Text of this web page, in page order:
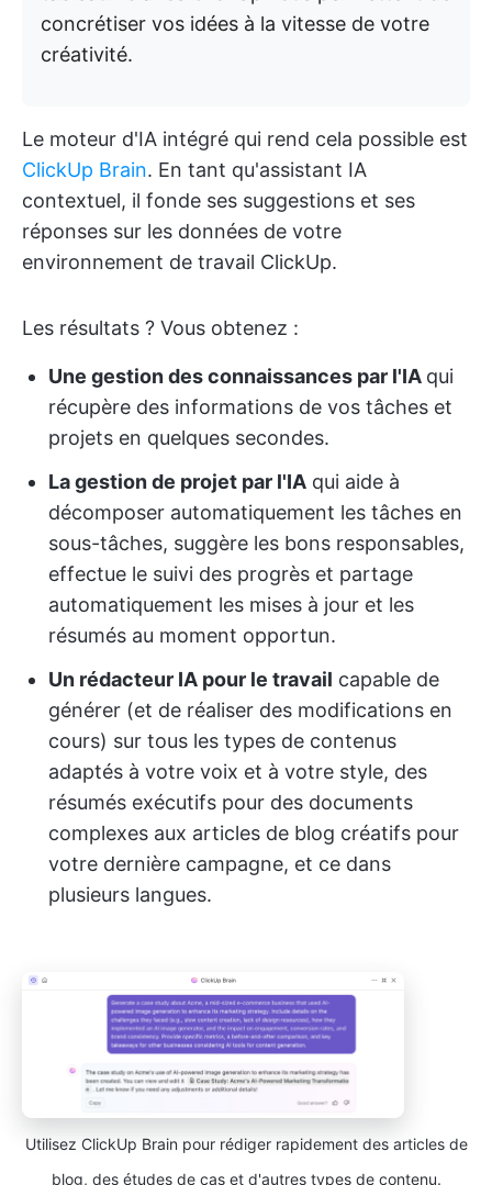
concrétiser vos idées à la vitesse de votre
créativité.
Le moteur d'IA intégré qui rend cela possible est
ClickUp Brain. En tant qu'assistant IA
contextuel, il fonde ses suggestions et ses
réponses sur les données de votre
environnement de travail ClickUp.
Les résultats ? Vous obtenez :
Une gestion des connaissances par l'IA qui
récupère des informations de vos tâches et
projets en quelques secondes.
La gestion de projet par l'IA qui aide à
décomposer automatiquement les tâches en
sous-tâches, suggère les bons responsables,
effectue le suivi des progrès et partage
automatiquement les mises à jour et les
résumés au moment opportun.
Un rédacteur IA pour le travail capable de
générer (et de réaliser des modifications en
cours) sur tous les types de contenus
adaptés à votre voix et à votre style, des
résumés exécutifs pour des documents
complexes aux articles de blog créatifs pour
votre dernière campagne, et ce dans
plusieurs langues.
Utilisez ClickUp Brain pour rédiger rapidement des articles de
blog, des études de cas et d'autres types de contenu.